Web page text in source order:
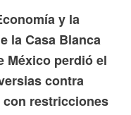
y la
la Casa Blanca
México perdió el
contra
restricciones